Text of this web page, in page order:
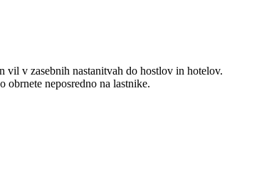
vil v zasebnih nastanitvah do hostlov in hotelov.
obrnete neposredno na lastnike.